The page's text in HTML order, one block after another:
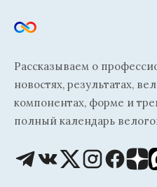
Рассказываем о
новостях, результатах,
компонентах, форме и
полный календарь